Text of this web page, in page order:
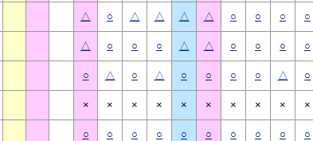
△ ○ △ △ △ △ ○ ○ ○ ○
△ ○ ○ ○ △ △ ○ ○ ○ ○
○ △ ○ △ ○ ○ ○ ○ △ ○
× × × × × × × × × ×
○ ○ ○ ○ ○ ○ ○ ○ ○ ○